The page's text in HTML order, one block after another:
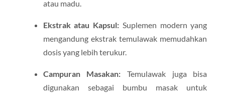
atau madu.
Ekstrak atau Kapsul: Suplemen modern yang
mengandung ekstrak temulawak memudahkan
dosis yang lebih terukur.
Campuran Masakan: Temulawak juga bisa
digunakan sebagai bumbu masak untuk